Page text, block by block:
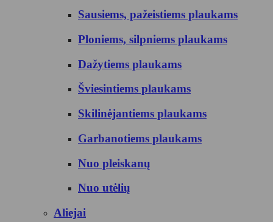
Sausiems, pažeistiems plaukams
Ploniems, silpniems plaukams
Dažytiems plaukams
Šviesintiems plaukams
Skilinėjantiems plaukams
Garbanotiems plaukams
Nuo pleiskanų
Nuo utėlių
Aliejai